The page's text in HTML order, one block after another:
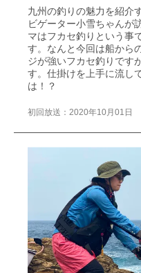
九州の釣りの魅力を紹介
ビゲーター小雪ちゃんが
マはフカセ釣りという事
す。なんと今回は船から
ジが強いフカセ釣りです
す。仕掛けを上手に流し
は！？
初回放送：2020年10月01日